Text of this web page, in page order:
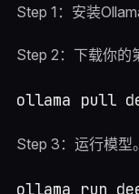
Step 1：安装
Step 2：下载你的
Step 3：运行模型。